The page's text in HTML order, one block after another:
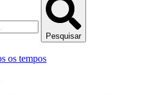
Pesquisar